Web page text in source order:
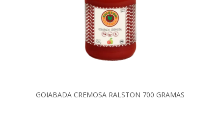
GOIABADA CREMOSA RALSTON 700 GRAMAS